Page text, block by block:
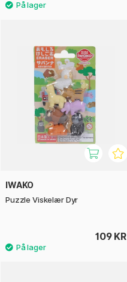
IWAKO
Puzzle Viskelær Dyr
109 KR